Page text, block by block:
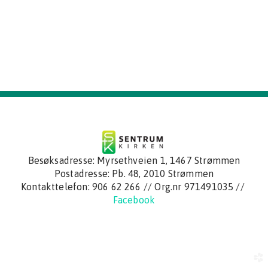
Besøksadresse: Myrsethveien 1, 1467 Strømmen
Postadresse: Pb. 48, 2010 Strømmen
Kontakttelefon: 906 62 266 // Org.nr 971491035 //
Facebook